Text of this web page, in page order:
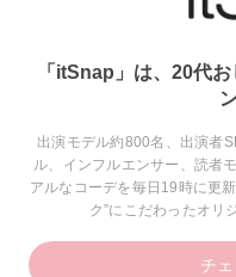
「itSnap」は、20代
出演モデル約800名、出演者
ル、インフルエンサー、読者
アルなコーデを毎日19時に更
ク”にこだわったオリ
チ